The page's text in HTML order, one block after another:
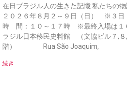
在日ブラジル人の生きた記憶 私たちの
２０２６年８月２～９日（日） ※３日
時 間：１０～１７時 ※最終入場は１
ラジル日本移民史料館 （文協ビル７,８
階） Rua São Joaquim,
続き